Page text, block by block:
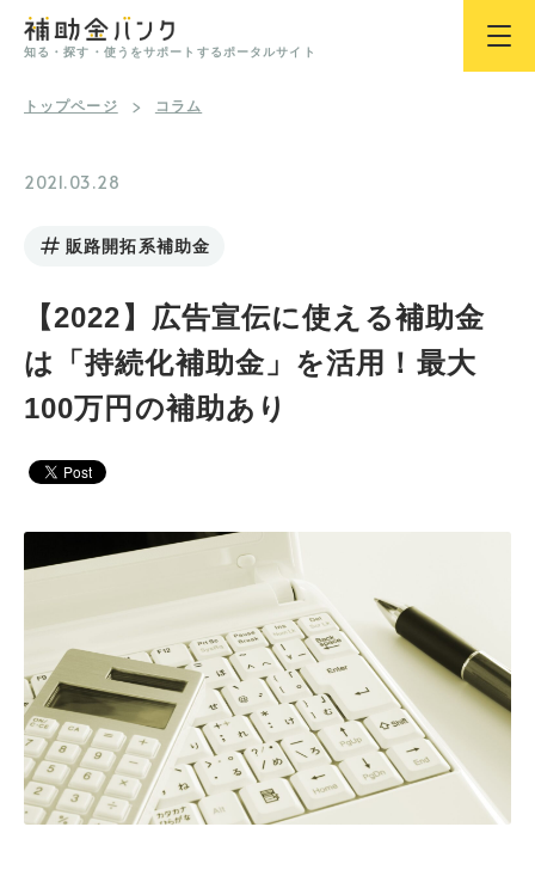
知る・探す・使うをサポートするポータルサイト
トップページ コラム
2021.03.28
販路開拓系補助金
【2022】広告宣伝に使える補助金
は「持続化補助金」を活用！最大
100万円の補助あり